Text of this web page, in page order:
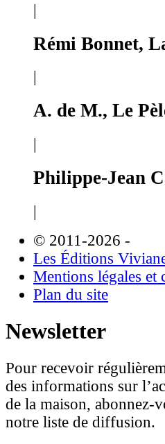
|
Rémi Bonnet,
A. de M., Le
|
Philippe-Jean
|
© 2011-2026 -
Les Éditions
Mentions légales et
Plan du site
Newsletter
Pour recevoir
des informations sur
de la maison, abonnez-
notre liste de diffusion.